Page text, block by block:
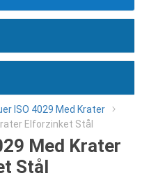
ISO 4029 Med Krater
Elforzinket Stål
Med Krater
Stål